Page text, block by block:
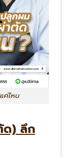
ค่ไหน
ด) ลึก